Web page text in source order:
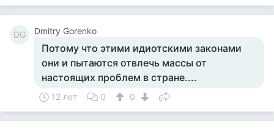
DG Dmitry Gorenko
Потому что этими идиотскими законами
они и пытаются отвлечь массы от
настоящих проблем в стране....
12 лет 0 0